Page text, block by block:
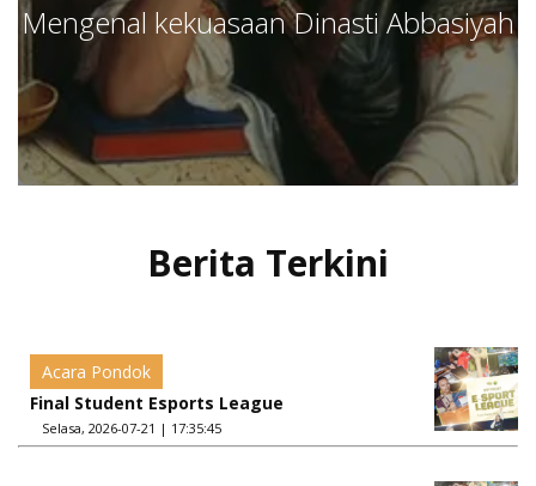
Mengenal kekuasaan Dinasti Abbasiyah
Berita Terkini
Acara Pondok
Final Student Esports League
Selasa, 2026-07-21 | 17:35:45